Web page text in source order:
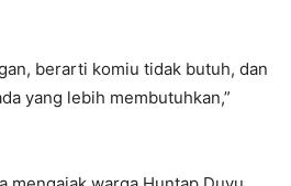
berarti komiu tidak butuh, dan
yang lebih membutuhkan,”